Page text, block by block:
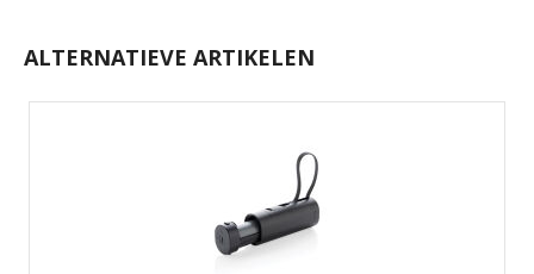
ALTERNATIEVE ARTIKELEN